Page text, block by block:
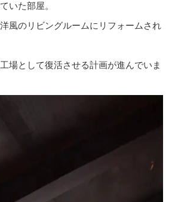
いた部屋。
風のリビングルームにリフォームされ
場として復活させる計画が進んでいま